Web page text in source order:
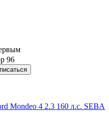
96
Mondeo 4 2.3 160 л.с. SEBA